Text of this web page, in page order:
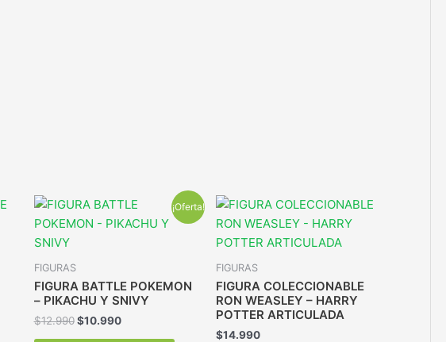
¡Oferta!
FIGURAS
FIGURA BATTLE POKEMON
– PIKACHU Y SNIVY
$12.990 $10.990
FIGURAS
FIGURA COLECCIONABLE
RON WEASLEY – HARRY
POTTER ARTICULADA
$14.990